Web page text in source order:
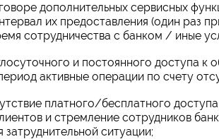
дополнительных сервисных
их предоставления (один раз
сотрудничества с банком / иные
и постоянного доступа
активные операции по счету
платного/бесплатного
и стремление сотрудников
ситуации;